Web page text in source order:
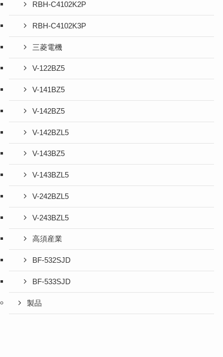
RBH-C4102K2P
RBH-C4102K3P
三菱電機
V-122BZ5
V-141BZ5
V-142BZ5
V-142BZL5
V-143BZ5
V-143BZL5
V-242BZL5
V-243BZL5
高須産業
BF-532SJD
BF-533SJD
製品